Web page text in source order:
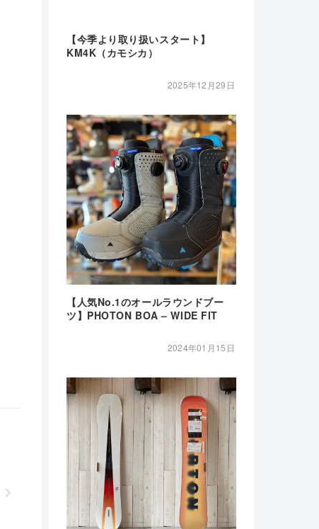
【今季より取り扱いスタート】
KM4K（カモシカ）
2025年12月29日
【人気No.1のオールラウンドブー
ツ】PHOTON BOA – WIDE FIT
2024年01月15日